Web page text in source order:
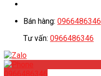
Bán hàng: 0966486346
Tư vấn: 0966486346
0966486346